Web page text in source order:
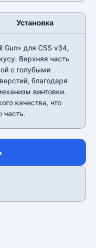
Установка
Gun» для CSS v34,
Верхняя часть
с голубыми
благодаря
винтовки.
качества, что
часть.